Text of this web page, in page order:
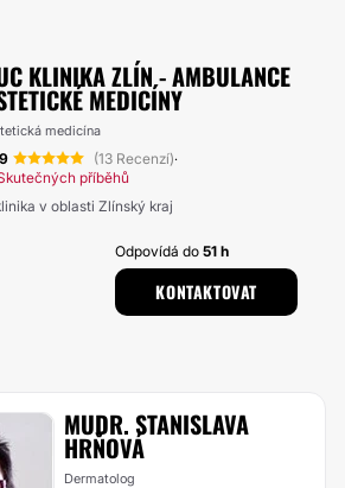
KLINIKA ZLÍN - AMBULANCE
MEDICÍNY
medicína
(13 Recenzí)·
příběhů
v oblasti Zlínský kraj
Odpovídá do51 h
KONTAKTOVAT
MUDR. STANISLAVA
HRŇOVÁ
Dermatolog